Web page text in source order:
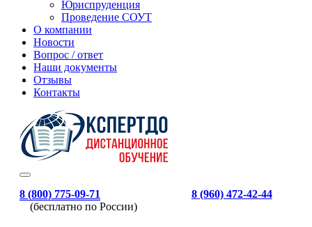
Юриспруденция
Проведение СОУТ
О компании
Новости
Вопрос / ответ
Наши документы
Отзывы
Контакты
8 (800) 775-09-71
(бесплатно по России)
8 (960) 472-42-44